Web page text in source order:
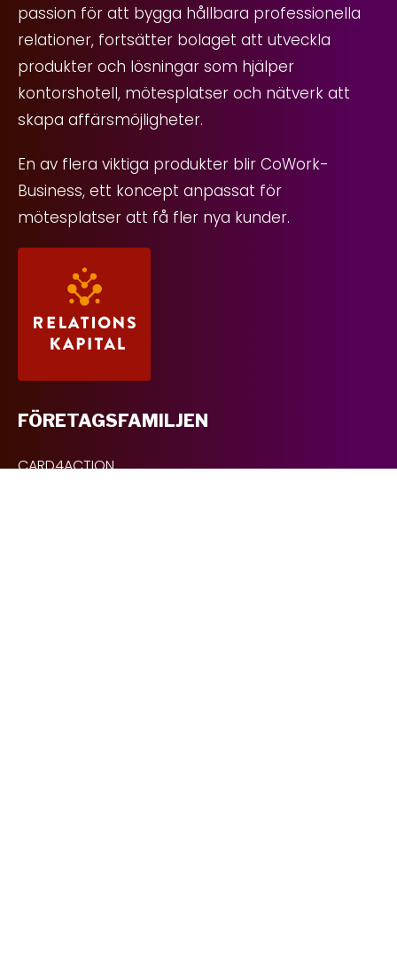
passion för att bygga hållbara professionella
relationer, fortsätter bolaget att utveckla
produkter och lösningar som hjälper
kontorshotell, mötesplatser och nätverk att
skapa affärsmöjligheter.
En av flera viktiga produkter blir CoWork-
Business, ett koncept anpassat för
mötesplatser att få fler nya kunder.
FÖRETAGSFAMILJEN
CARD4ACTION